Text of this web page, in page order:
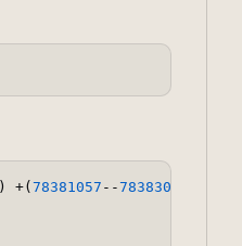
) +(78381057 --78383008